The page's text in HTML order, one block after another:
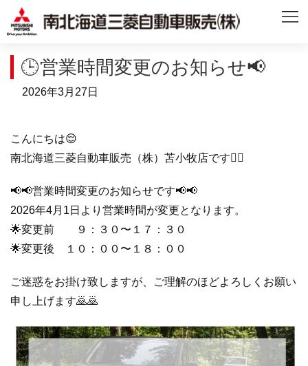
🕒営業時間変更のお知らせ📢
2026年3月27日
こんにちは😌
南北海道三菱自動車販売（株）苫小牧店です💁‍♂️
📢📢営業時間変更のお知らせです📢📢
2026年4月1日より営業時間が変更となります。
🌟変更前 ９：３０〜１７：３０
🌟変更後 １０：００〜１８：００
ご迷惑をお掛け致しますが、ご理解のほどよろしくお願い
申し上げます🙇🙇